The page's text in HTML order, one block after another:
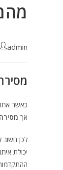
admin
כאשר
אך
לכן
יכולת